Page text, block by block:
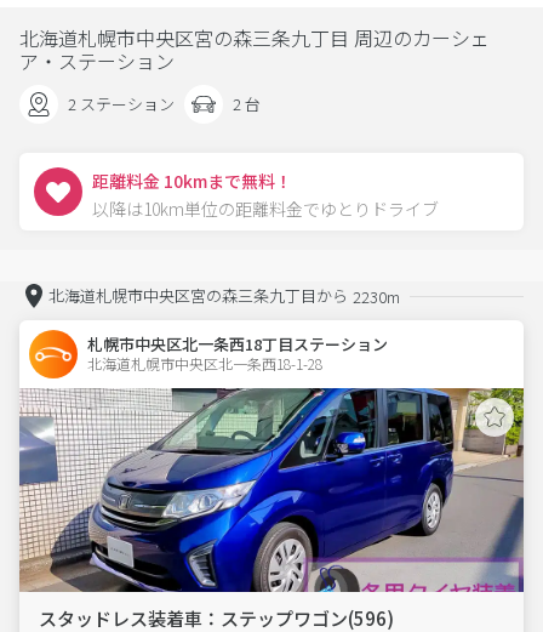
北海道札幌市中央区宮の森三条九丁目 周辺のカーシェ
ア・ステーション
2 ステーション 2 台
距離料金 10kmまで無料！
以降は10km単位の距離料金でゆとりドライブ
北海道札幌市中央区宮の森三条九丁目から 2230m
札幌市中央区北一条西18丁目ステーション
北海道札幌市中央区北一条西18-1-28
スタッドレス装着車：ステップワゴン(596)